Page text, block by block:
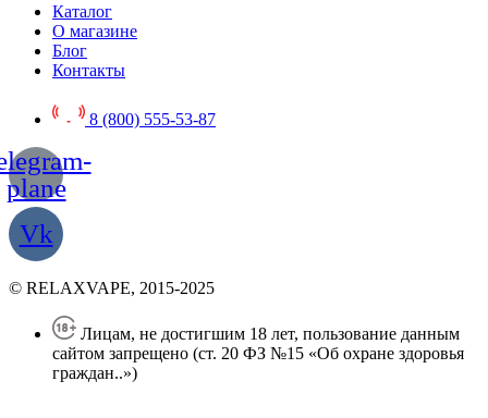
Каталог
О магазине
Блог
Контакты
8 (800) 555-53-87
plane
Vk
© RELAXVAPE, 2015-2025
Лицам, не достигшим 18 лет, пользование данным
сайтом запрещено (ст. 20 ФЗ №15 «Об охране здоровья
граждан..»)